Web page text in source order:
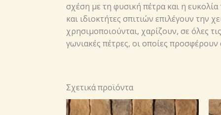
σχέση με τη φυσική πέτρα και η
και ιδιοκτήτες σπιτιών επιλέγουν την
χρησιμοποιούνται, χαρίζουν, σε όλες
γωνιακές πέτρες, οι οποίες
Σχετικά προϊόντα